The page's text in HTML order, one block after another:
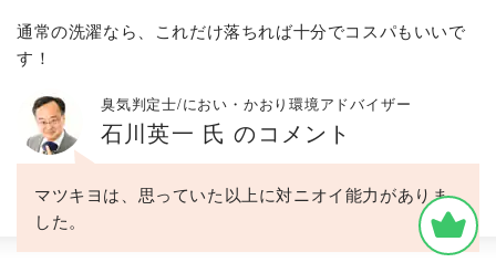
通常の洗濯なら、これだけ落ちれば十分でコスパもいいで
す！
臭気判定士/におい・かおり環境アドバイザー
石川英一 氏 のコメント
マツキヨは、思っていた以上に対ニオイ能力がありま
した。